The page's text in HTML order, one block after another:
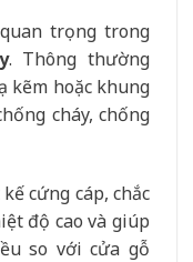
trọng trong
. Thông thường
kẽm hoặc khung
cháy, chống
cứng cáp, chắc
độ cao và giúp
so với cửa gỗ